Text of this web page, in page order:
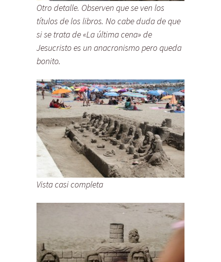
Otro detalle. Observen que se ven los
títulos de los libros. No cabe duda de que
si se trata de «La última cena» de
Jesucristo es un anacronismo pero queda
bonito.
Vista casi completa